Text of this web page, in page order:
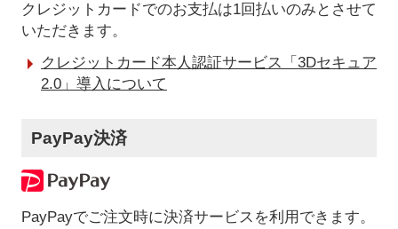
クレジットカードでのお支払は1回払いのみとさせて
いただきます。
クレジットカード本人認証サービス「3Dセキュア
2.0」導入について
PayPay決済
PayPayでご注文時に決済サービスを利用できます。